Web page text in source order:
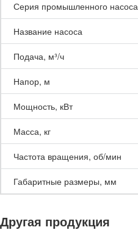
Серия промышленного насоса
Название насоса
Подача, м³/ч
Напор, м
Мощность, кВт
Масса, кг
Частота вращения, об/мин
Габаритные размеры, мм
Другая продукция